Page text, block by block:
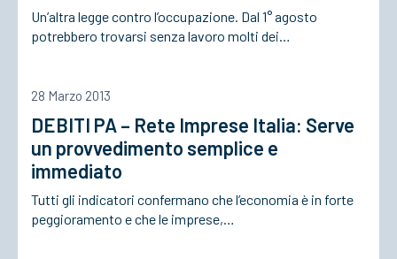
Un’altra legge contro l’occupazione. Dal 1° agosto
potrebbero trovarsi senza lavoro molti dei…
28 Marzo 2013
DEBITI PA – Rete Imprese Italia: Serve
un provvedimento semplice e
immediato
Tutti gli indicatori confermano che l’economia è in forte
peggioramento e che le imprese,…